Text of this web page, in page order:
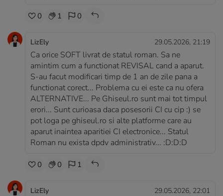
0 1 0
LizEly 29.05.2026, 21:19
Ca orice SOFT livrat de statul roman. Sa ne
amintim cum a functionat REVISAL cand a aparut.
S-au facut modificari timp de 1 an de zile pana a
functionat corect... Problema cu ei este ca nu ofera
ALTERNATIVE... Pe Ghiseul.ro sunt mai tot timpul
erori... Sunt curioasa daca posesorii CI cu cip :) se
pot loga pe ghiseul.ro si alte platforme care au
aparut inaintea aparitiei CI electronice... Statul
Roman nu exista dpdv administrativ... :D:D:D
0 0 1
LizEly 29.05.2026, 22:01